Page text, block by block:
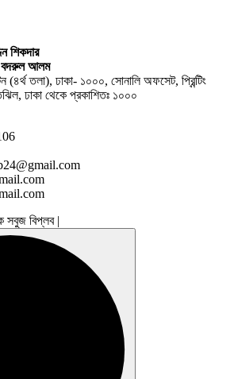
শিকদার
আলম
(৪র্থ তলা), ঢাকা- ১০০০, সোনালি অফসেট, প্রিন্টিং
ঢাকা থেকে প্রকাশিতঃ ১০০০
বিপ্লব |